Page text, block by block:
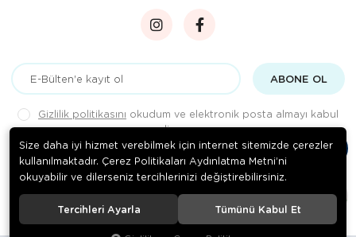
ABONE OL
Gizlilik politikasını okudum ve elektronik posta almayı kabul
ediyorum.
. Tüm hakları saklıdır.
Size daha iyi hizmet verebilmek için internet sitemizde çerezler
kullanılmaktadır. Çerez Politikaları Aydınlatma Metni’ni
okuyabilir ve dilerseniz tercihlerinizi değiştirebilirsiniz.
Tercihleri Ayarla Tümünü Kabul Et